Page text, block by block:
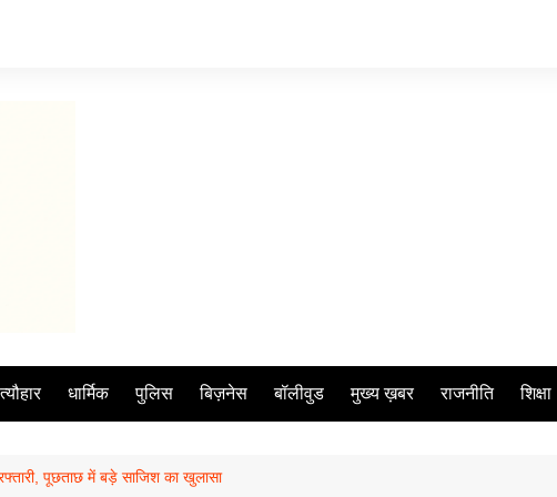
त्यौहार धार्मिक पुलिस बिज़नेस बॉलीवुड मुख्य ख़बर राजनीति शिक्षा
पूछताछ में बड़े साजिश का खुलासा